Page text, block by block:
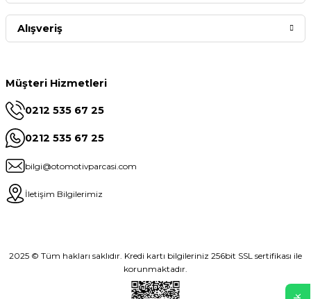
Müşteri Hizmetleri
0212 535 67 25
0212 535 67 25
bilgi@otomotivparcasi.com
İletişim Bilgilerimiz
Alışveriş
2025 © Tüm hakları saklıdır. Kredi kartı bilgileriniz 256bit SSL sertifikası ile
korunmaktadır.